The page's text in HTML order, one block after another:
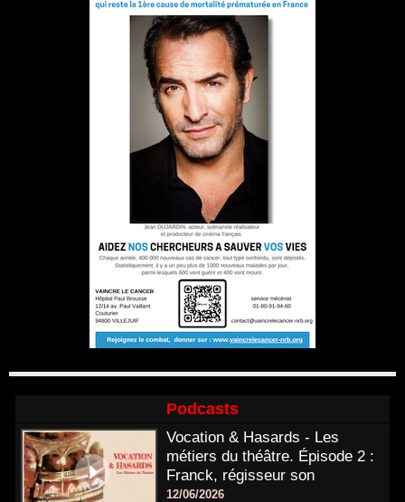
Podcasts
Vocation & Hasards - Les
métiers du théâtre. Épisode 2 :
Franck, régisseur son
12/06/2026